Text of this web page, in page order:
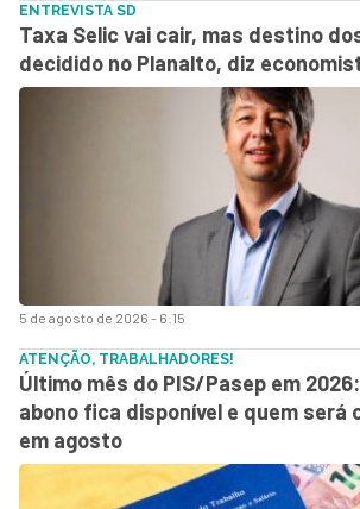
5 de agosto de 2026 - 6:15
ENTREVISTA SD
Taxa Selic vai cair, mas destino
decidido no Planalto, diz
ATENÇÃO, TRABALHADORES!
Último mês do PIS/Pasep em
abono fica disponível e quem será
em agosto